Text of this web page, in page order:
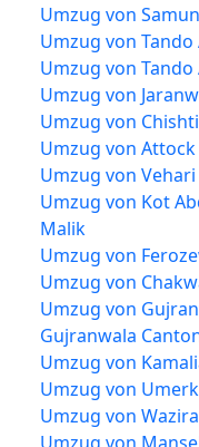
Umzug von
Umzug von
Umzug von
Umzug von
Umzug von
Umzug von
Umzug von
Umzug von Kot
Malik
Umzug von
Umzug von
Umzug von
Gujranwala
Umzug von
Umzug von
Umzug von